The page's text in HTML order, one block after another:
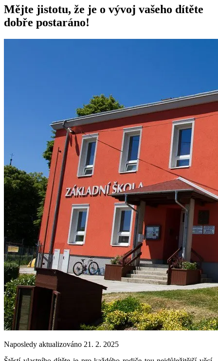
Mějte jistotu, že je o vývoj vašeho dítěte
dobře postaráno!
Naposledy aktualizováno 21. 2. 2025